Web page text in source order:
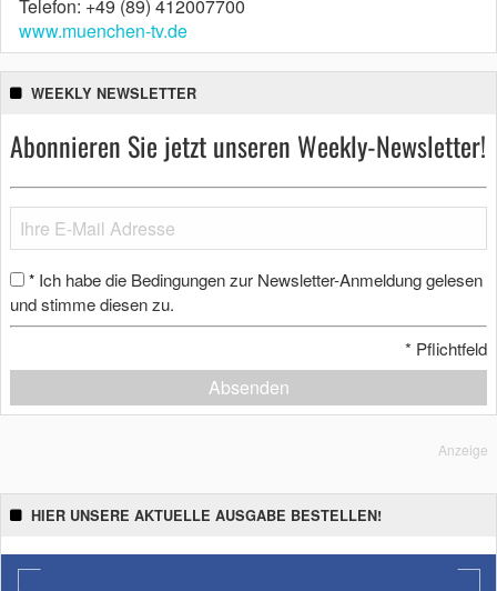
Telefon: +49 (89) 412007700
www.muenchen-tv.de
WEEKLY NEWSLETTER
Abonnieren Sie jetzt unseren Weekly-Newsletter!
* Ich habe die Bedingungen zur Newsletter-Anmeldung gelesen
und stimme diesen zu.
* Pflichtfeld
Absenden
Anzeige
HIER UNSERE AKTUELLE AUSGABE BESTELLEN!